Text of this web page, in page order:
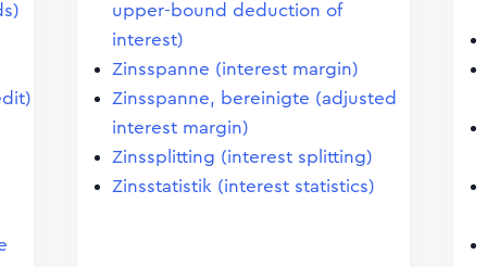
upper-bound deduction of
interest)
Zinsspanne (interest margin)
Zinsspanne, bereinigte (adjusted
interest margin)
Zinssplitting (interest splitting)
Zinsstatistik (interest statistics)